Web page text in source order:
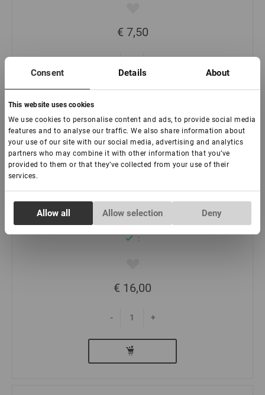
Consent Details About
This website uses cookies
We use cookies to personalise content and ads, to provide social media
features and to analyse our traffic. We also share information about
your use of our site with our social media, advertising and analytics
partners who may combine it with other information that you’ve
provided to them or that they’ve collected from your use of their
services.
Necessary
Allow all Allow selection Deny
€ 7,50
Standard gebogene Wimpernverlängerungspinzette
Lovely
:
€ 16,00
- +